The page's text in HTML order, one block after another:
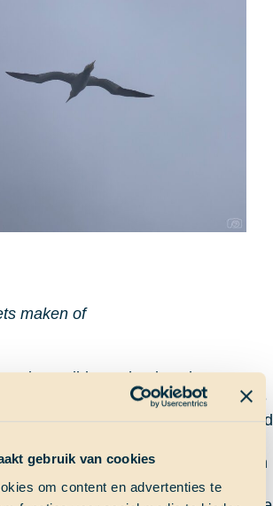
gebruik van cookies
om content en advertenties te
maken of
ingeruild voor heel veel regen op
betekende niks minder dan dat we
Na een stevig ontbijt bestaand
(of suiker met havermout..)
aan de bak voor school. We kregen
van onze kapitein over dat